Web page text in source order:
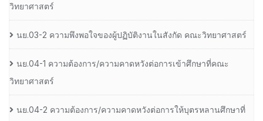
วิทยาศาสตร์
นย.03-2 ความพึงพอใจของผู้ปฏิบัติงานในสังกัด คณะวิทยาศาสตร์
นย.04-1 ความต้องการ/ความคาดหวังต่อการเข้าศึกษาที่คณะ
วิทยาศาสตร์
นย.04-2 ความต้องการ/ความคาดหวังต่อการให้บุตรหลานศึกษาที่